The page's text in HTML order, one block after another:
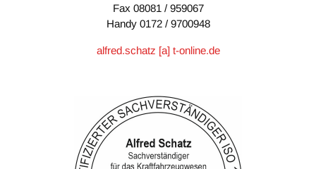
Fax 08081 / 959067
Handy 0172 / 9700948
alfred.schatz [a] t-online.de